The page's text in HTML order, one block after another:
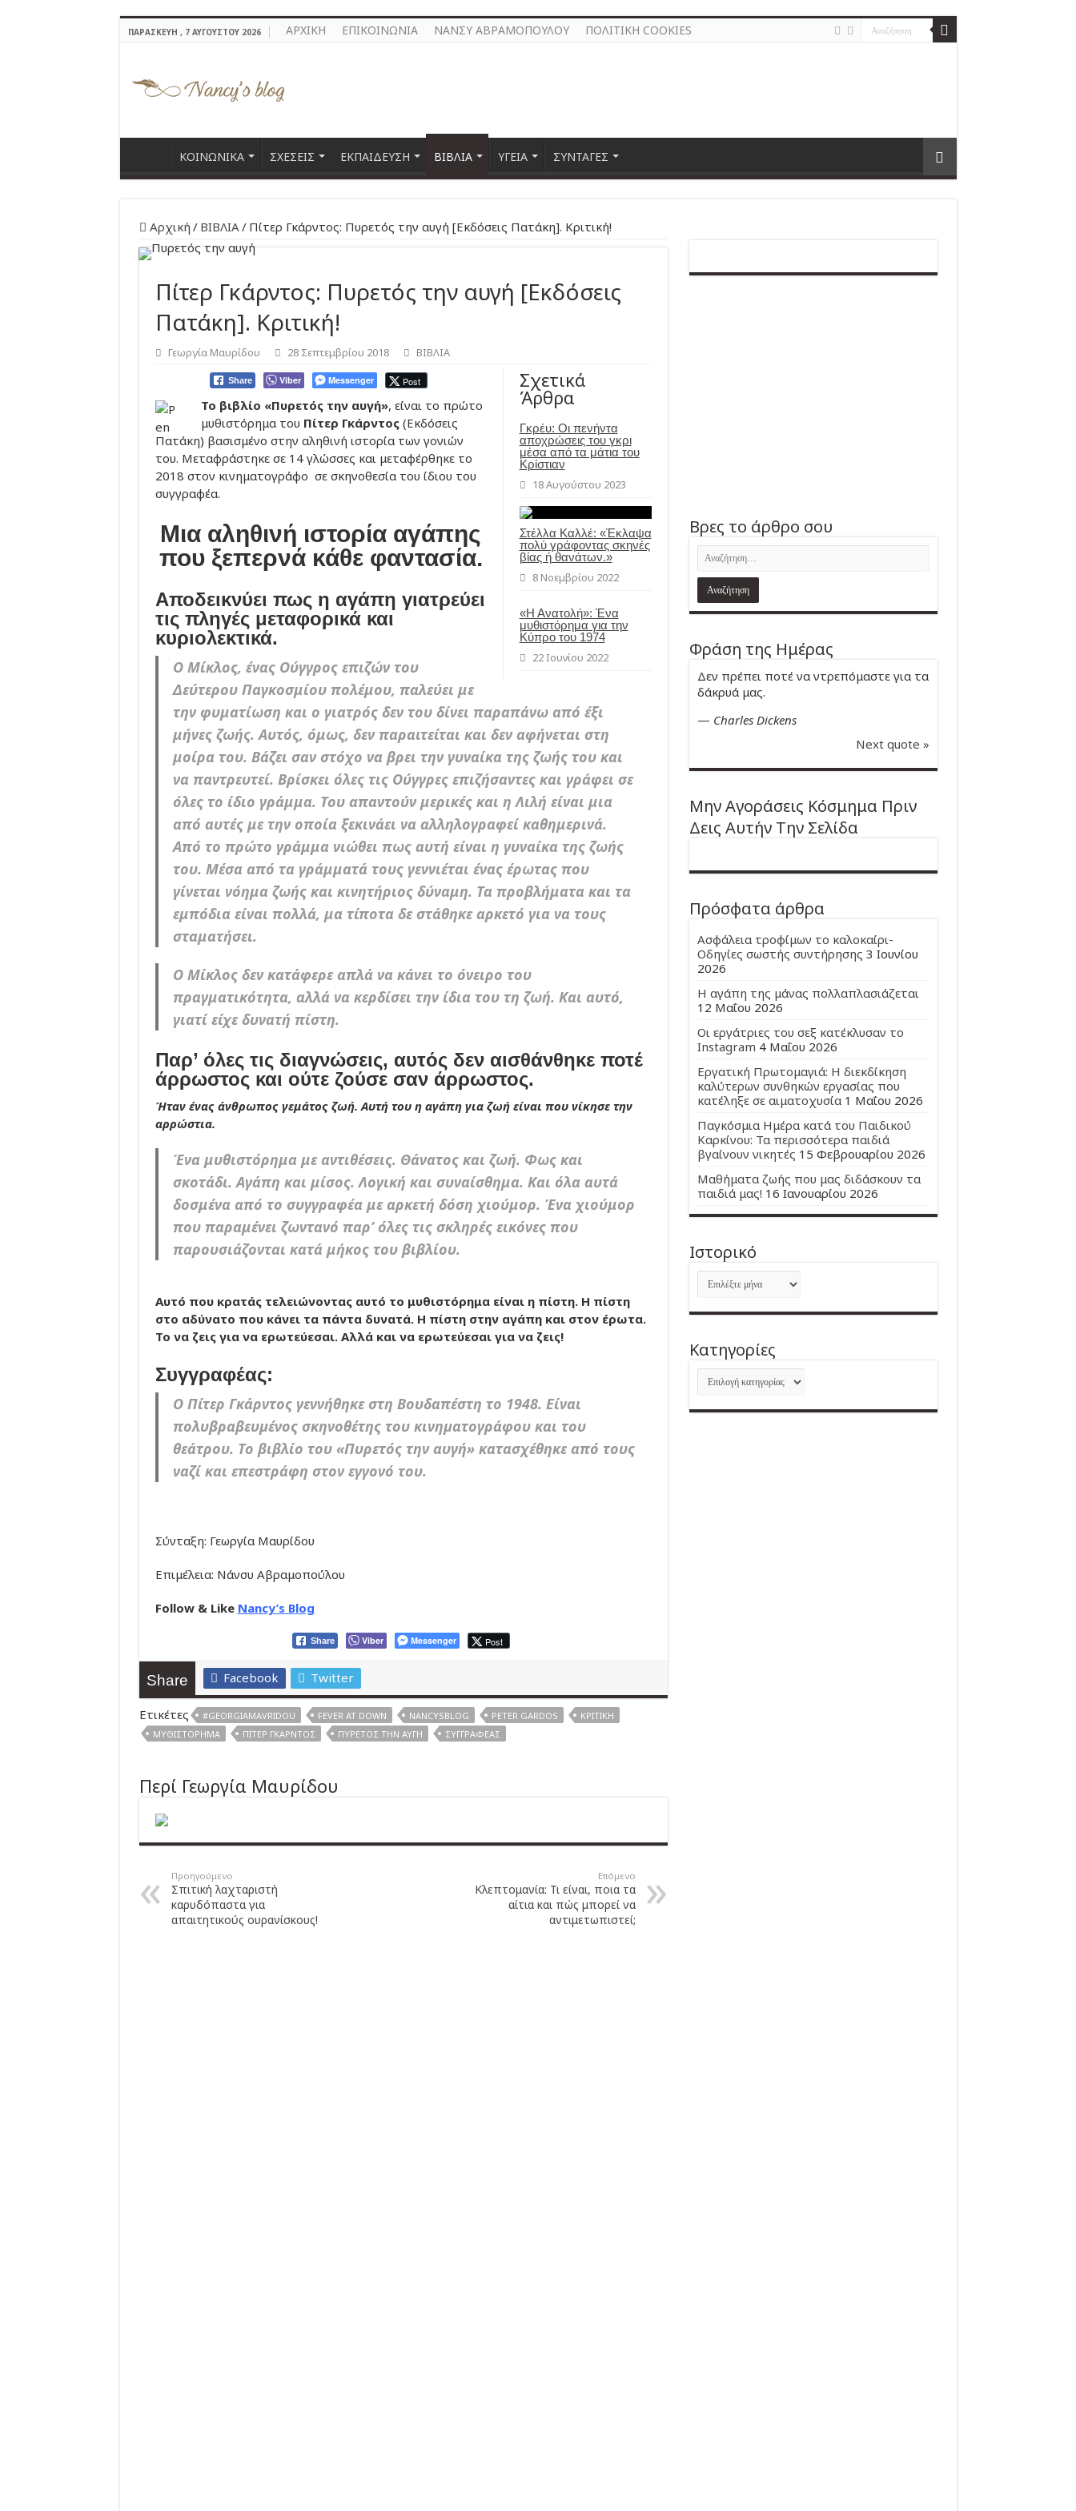
ΠΑΡΑΣΚΕΥΉ , 7 ΑΥΓΟΎΣΤΟΥ 2026 ΑΡΧΙΚΗ ΕΠΙΚΟΙΝΩΝΙΑ ΝΑΝΣΥ ΑΒΡΑΜΟΠΟΥΛΟΥ ΠΟΛΙΤΙΚΗ COOKIES
ΚΟΙΝΩΝΙΚΑ ΣΧΕΣΕΙΣ ΕΚΠΑΙΔΕΥΣΗ ΒΙΒΛΙΑ ΥΓΕΙΑ ΣΥΝΤΑΓΕΣ
Αρχική / ΒΙΒΛΙΑ/ Πίτερ Γκάρντος: Πυρετός την αυγή [Εκδόσεις Πατάκη]. Κριτική!
Πίτερ Γκάρντος: Πυρετός την αυγή [Εκδόσεις
Πατάκη]. Κριτική!
Γεωργία Μαυρίδου 28 Σεπτεμβρίου 2018 ΒΙΒΛΙΑ
Σχετικά
Άρθρα
Γκρέυ: Οι πενήντα
αποχρώσεις του γκρι
μέσα από τα μάτια του
Κρίστιαν
18 Αυγούστου 2023
Στέλλα Καλλέ: «Έκλαψα
πολύ γράφοντας σκηνές
βίας ή θανάτων.»
8 Νοεμβρίου 2022
«Η Ανατολή»: Ένα
μυθιστόρημα για την
Κύπρο του 1974
22 Ιουνίου 2022
Share Viber Messenger Post
Το βιβλίο «Πυρετός την αυγή», είναι το πρώτο
μυθιστόρημα του Πίτερ Γκάρντος(Εκδόσεις
Πατάκη) βασισμένο στην αληθινή ιστορία των γονιών
του. Μεταφράστηκε σε 14 γλώσσες και μεταφέρθηκε το
2018 στον κινηματογράφο σε σκηνοθεσία του ίδιου του
συγγραφέα.
Μια αληθινή ιστορία αγάπης
που ξεπερνά κάθε φαντασία.
Αποδεικνύει πως η αγάπη γιατρεύει
τις πληγές μεταφορικά και
κυριολεκτικά.
Ο Μίκλος, ένας Ούγγρος επιζών του
Δεύτερου Παγκοσμίου πολέμου, παλεύει με
την φυματίωση και ο γιατρός δεν του δίνει παραπάνω από έξι
μήνες ζωής. Αυτός, όμως, δεν παραιτείται και δεν αφήνεται στη
μοίρα του. Βάζει σαν στόχο να βρει την γυναίκα της ζωής του και
να παντρευτεί. Βρίσκει όλες τις Ούγγρες επιζήσαντες και γράφει σε
όλες το ίδιο γράμμα. Του απαντούν μερικές και η Λιλή είναι μια
από αυτές με την οποία ξεκινάει να αλληλογραφεί καθημερινά.
Από το πρώτο γράμμα νιώθει πως αυτή είναι η γυναίκα της ζωής
του. Μέσα από τα γράμματά τους γεννιέται ένας έρωτας που
γίνεται νόημα ζωής και κινητήριος δύναμη. Τα προβλήματα και τα
εμπόδια είναι πολλά, μα τίποτα δε στάθηκε αρκετό για να τους
σταματήσει.
Ο Μίκλος δεν κατάφερε απλά να κάνει το όνειρο του
πραγματικότητα, αλλά να κερδίσει την ίδια του τη ζωή. Και αυτό,
γιατί είχε δυνατή πίστη.
Παρ’ όλες τις διαγνώσεις, αυτός δεν αισθάνθηκε ποτέ
άρρωστος και ούτε ζούσε σαν άρρωστος.
Ήταν ένας άνθρωπος γεμάτος ζωή. Αυτή του η αγάπη για ζωή είναι που νίκησε την
αρρώστια.
Ένα μυθιστόρημα με αντιθέσεις. Θάνατος και ζωή. Φως και
σκοτάδι. Αγάπη και μίσος. Λογική και συναίσθημα. Και όλα αυτά
δοσμένα από το συγγραφέα με αρκετή δόση χιούμορ. Ένα χιούμορ
που παραμένει ζωντανό παρ’ όλες τις σκληρές εικόνες που
παρουσιάζονται κατά μήκος του βιβλίου.
Αυτό που κρατάς τελειώνοντας αυτό το μυθιστόρημα είναι η πίστη. Η πίστη
στο αδύνατο που κάνει τα πάντα δυνατά. Η πίστη στην αγάπη και στον έρωτα.
Το να ζεις για να ερωτεύεσαι. Αλλά και να ερωτεύεσαι για να ζεις!
Συγγραφέας:
Ο Πίτερ Γκάρντος γεννήθηκε στη Βουδαπέστη το 1948. Είναι
πολυβραβευµένος σκηνοθέτης του κινηµατογράφου και του
θεάτρου. Το βιβλίο του «Πυρετός την αυγή» κατασχέθηκε από τους
ναζί και επεστράφη στον εγγονό του.
Σύνταξη: Γεωργία Μαυρίδου
Επιμέλεια: Νάνσυ Αβραμοπούλου
Follow & Like Nancy’s Blog
Share Viber Messenger Post
Share Facebook Twitter
Ετικέτες #GEORGIAMAVRIDOU FEVER AT DOWN NANCYSBLOG PETER GARDOS
ΚΡΙΤΙΚΉ
ΜΥΘΙΣΤΌΡΗΜΑ
ΠΊΤΕΡ ΓΚΆΡΝΤΟΣ ΠΥΡΕΤΌΣ ΤΗΝ ΑΥΓΉ ΣΥΓΓΡΑΦΈΑΣ
Περί Γεωργία Μαυρίδου
Προηγούμενο
Σπιτική λαχταριστή
καρυδόπαστα για
απαιτητικούς ουρανίσκους!
Επόμενο
Κλεπτομανία: Τι είναι, ποια τα
αίτια και πώς μπορεί να
αντιμετωπιστεί;
Βρες το άρθρο σου
Φράση της Ημέρας
Δεν πρέπει ποτέ να ντρεπόμαστε για τα
δάκρυά μας.
— Charles Dickens
Next quote »
Μην Αγοράσεις Κόσμημα Πριν
Δεις Αυτήν Την Σελίδα
Πρόσφατα άρθρα
Ασφάλεια τροφίμων το καλοκαίρι-
Οδηγίες σωστής συντήρησης 3 Ιουνίου
2026
Η αγάπη της μάνας πολλαπλασιάζεται
12 Μαΐου 2026
Οι εργάτριες του σεξ κατέκλυσαν το
Instagram 4 Μαΐου 2026
Εργατική Πρωτομαγιά: Η διεκδίκηση
καλύτερων συνθηκών εργασίας που
κατέληξε σε αιματοχυσία 1 Μαΐου 2026
Παγκόσμια Ημέρα κατά του Παιδικού
Καρκίνου: Τα περισσότερα παιδιά
βγαίνουν νικητές 15 Φεβρουαρίου 2026
Μαθήματα ζωής που μας διδάσκουν τα
παιδιά μας! 16 Ιανουαρίου 2026
Ιστορικό
Ιστορικό
Kατηγορίες
Kατηγορίες